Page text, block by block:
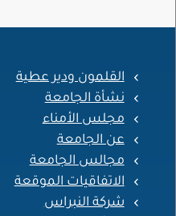
القلمون ودير عطية
نشأة الجامعة
مجلس الأمناء
عن الجامعة
مجالس الجامعة
الاتفاقيات الموقعة
شركة النبراس